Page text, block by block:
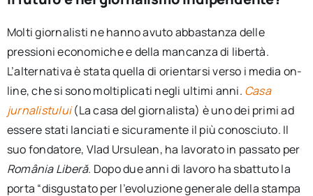
Molti giornalisti ne hanno avuto abbastanza delle
pressioni economiche e della mancanza di libertà.
L’alternativa è stata quella di orientarsi verso i media on-
line, che si sono moltiplicati negli ultimi anni. Casa
jurnalistului(La casa del giornalista) è uno dei primi ad
essere stati lanciati e sicuramente il più conosciuto. Il
suo fondatore, Vlad Ursulean, ha lavorato in passato per
România Liberă. Dopo due anni di lavoro ha sbattuto la
porta “disgustato per l’evoluzione generale della stampa